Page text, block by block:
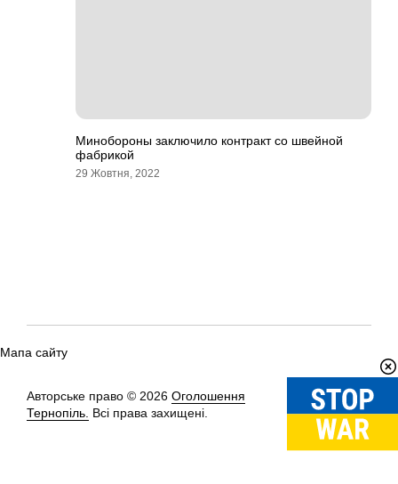
Минобороны заключило контракт со швейной
фабрикой
29 Жовтня, 2022
Мапа сайту
Авторське право © 2026 Оголошення
Тернопіль. Всі права захищені.
Вгору↑